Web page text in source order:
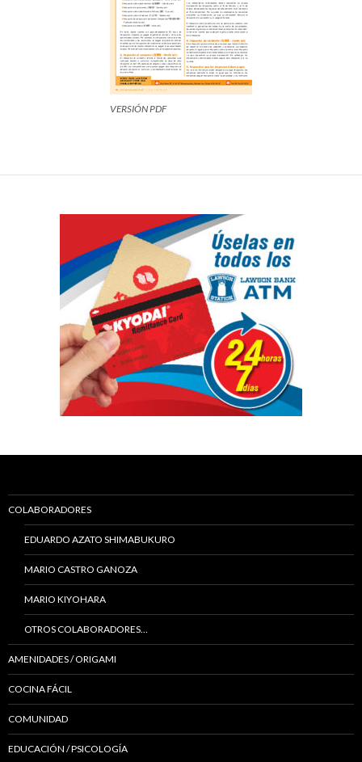
VERSIÓN PDF
COLABORADORES
EDUARDO AZATO SHIMABUKURO
MARIO CASTRO GANOZA
MARIO KIYOHARA
OTROS COLABORADORES…
AMENIDADES / ORIGAMI
COCINA FÁCIL
COMUNIDAD
EDUCACIÓN / PSICOLOGÍA